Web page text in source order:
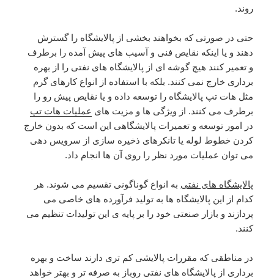
روند.
حتی در صورتی که بخواهند بخشی از پالایشگاه را گسترش
دهند و یا اینکه نقایص فنی و آسیب های پیش آمده را برطرف
و تعمیر کنند هیچ گوشه ای از پالایشگاه های نفتی را از بهره
برداری خارج نمی کنند. بلکه با استفاده از انواع کارهای گرم
مثل هات تپ پالایشگاه را توسعه داده و یا نقایص پیش رو را
برطرف می کنند. از ویژگی ها و مزیت های عملیات هات تپ
در امور توسعه و تعمیرات پالایشگاهی این است که بدون خارج
کردن خطوط لوله یا تانکرهای ذخیره سازی از سرویس دهی
می توان عملیات مورد نظر را روی آن ها انجام داد.
پالایشگاه های نفتی به انواع گوناگونی تقسیم می شوند. هر
کدام از این پالایشگاه ها به تولید فرآورده های خاصی می
پردازند و بازار صنعتی خود را بر پایه ی این تولیدات تنظیم می
کنند.
در مناطقی که مقررات پالایشی کم تری دارند ساخت و بهره
برداری از پالایشگاه های نفتی روباز به صرفه تر و بهتر خواهد